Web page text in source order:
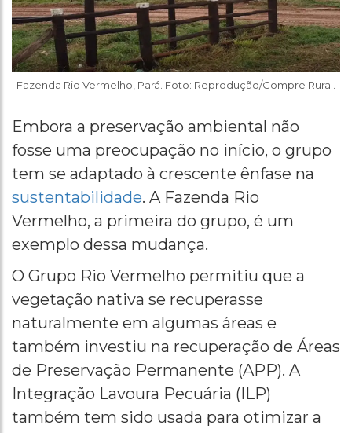
Fazenda Rio Vermelho, Pará. Foto: Reprodução/Compre Rural.
Embora a preservação ambiental não
fosse uma preocupação no início, o grupo
tem se adaptado à crescente ênfase na
sustentabilidade. A Fazenda Rio
Vermelho, a primeira do grupo, é um
exemplo dessa mudança.
O Grupo Rio Vermelho permitiu que a
vegetação nativa se recuperasse
naturalmente em algumas áreas e
também investiu na recuperação de Áreas
de Preservação Permanente (APP). A
Integração Lavoura Pecuária (ILP)
também tem sido usada para otimizar a